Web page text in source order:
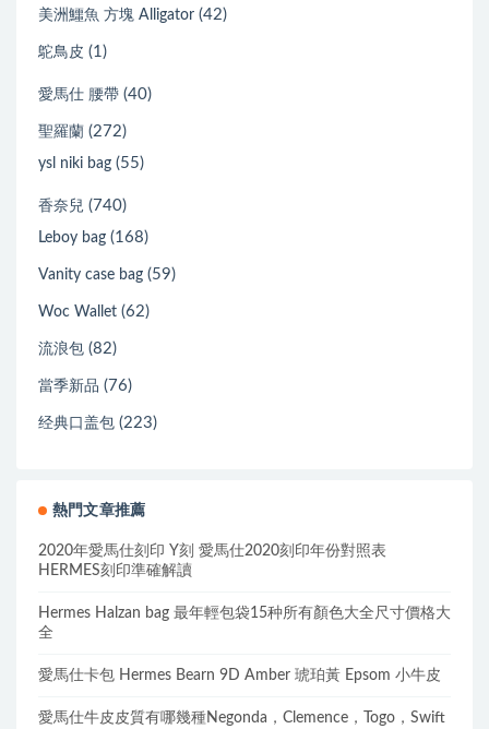
美洲鱷魚 方塊 Alligator (42)
鴕鳥皮 (1)
愛馬仕 腰帶 (40)
聖羅蘭 (272)
ysl niki bag (55)
香奈兒 (740)
Leboy bag (168)
Vanity case bag (59)
Woc Wallet (62)
流浪包 (82)
當季新品 (76)
经典口盖包 (223)
熱門文章推薦
2020年愛馬仕刻印 Y刻 愛馬仕2020刻印年份對照表
HERMES刻印準確解讀
Hermes Halzan bag 最年輕包袋15种所有顏色大全尺寸價格大
全
愛馬仕卡包 Hermes Bearn 9D Amber 琥珀黃 Epsom 小牛皮
愛馬仕牛皮皮質有哪幾種Negonda，Clemence，Togo，Swift